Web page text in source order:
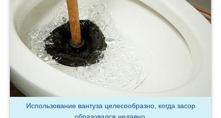
Использование вантуза целесообразно, когда засор
образовался недавно.